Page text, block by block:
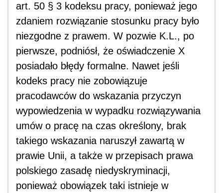
art. 50 § 3 kodeksu pracy, ponieważ jego
zdaniem rozwiązanie stosunku pracy było
niezgodne z prawem. W pozwie K.L., po
pierwsze, podniósł, że oświadczenie X
posiadało błędy formalne. Nawet jeśli
kodeks pracy nie zobowiązuje
pracodawców do wskazania przyczyn
wypowiedzenia w wypadku rozwiązywania
umów o pracę na czas określony, brak
takiego wskazania naruszył zawartą w
prawie Unii, a także w przepisach prawa
polskiego zasadę niedyskryminacji,
ponieważ obowiązek taki istnieje w